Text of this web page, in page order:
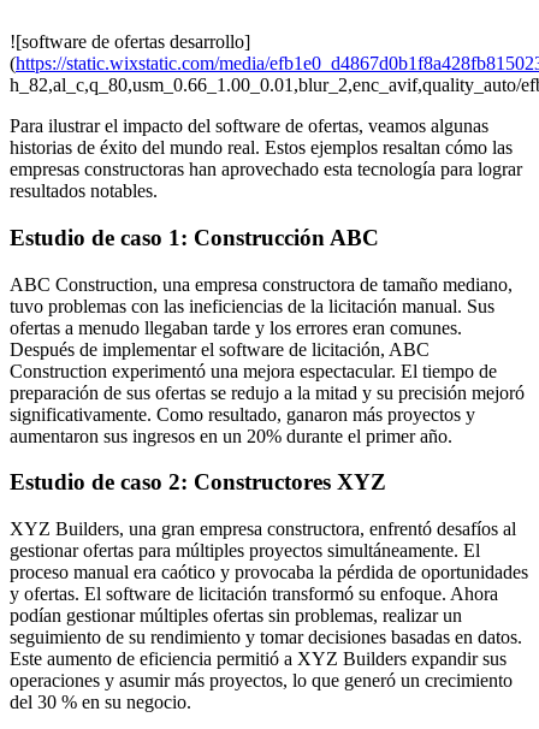
![software de ofertas desarrollo]
(https://static.wixstatic.com/media/
h_82,al_c,q_80,usm_0.66_1.00_0.01,blur_2,enc_avif,quality_auto/
Para ilustrar el impacto del software de ofertas, veamos algunas
historias de éxito del mundo real. Estos ejemplos resaltan cómo las
empresas constructoras han aprovechado esta tecnología para lograr
resultados notables.
Estudio de caso 1: Construcción ABC
ABC Construction, una empresa constructora de tamaño mediano,
tuvo problemas con las ineficiencias de la licitación manual. Sus
ofertas a menudo llegaban tarde y los errores eran comunes.
Después de implementar el software de licitación, ABC
Construction experimentó una mejora espectacular. El tiempo de
preparación de sus ofertas se redujo a la mitad y su precisión mejoró
significativamente. Como resultado, ganaron más proyectos y
aumentaron sus ingresos en un 20% durante el primer año.
Estudio de caso 2: Constructores XYZ
XYZ Builders, una gran empresa constructora, enfrentó desafíos al
gestionar ofertas para múltiples proyectos simultáneamente. El
proceso manual era caótico y provocaba la pérdida de oportunidades
y ofertas. El software de licitación transformó su enfoque. Ahora
podían gestionar múltiples ofertas sin problemas, realizar un
seguimiento de su rendimiento y tomar decisiones basadas en datos.
Este aumento de eficiencia permitió a XYZ Builders expandir sus
operaciones y asumir más proyectos, lo que generó un crecimiento
del 30 % en su negocio.